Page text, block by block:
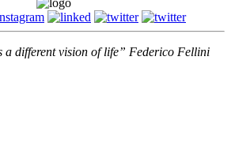
a different vision of life” Federico Fellini